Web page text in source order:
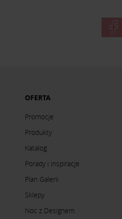
OFERTA
Promocje
Produkty
Katalog
Porady i inspiracje
Plan Galerii
Sklepy
Noc z Designem